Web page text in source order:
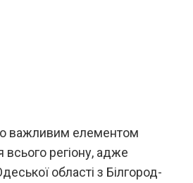
важливим елементом
всього регіону, адже
області з Білгород-